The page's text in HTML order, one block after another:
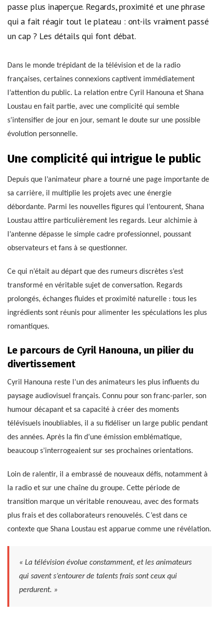
passe plus inaperçue. Regards, proximité et une phrase
qui a fait réagir tout le plateau : ont-ils vraiment passé
un cap ? Les détails qui font débat.
Dans le monde trépidant de la télévision et de la radio
françaises, certaines connexions captivent immédiatement
l’attention du public. La relation entre Cyril Hanouna et Shana
Loustau en fait partie, avec une complicité qui semble
s’intensifier de jour en jour, semant le doute sur une possible
évolution personnelle.
Une complicité qui intrigue le public
Depuis que l’animateur phare a tourné une page importante de
sa carrière, il multiplie les projets avec une énergie
débordante. Parmi les nouvelles figures qui l’entourent, Shana
Loustau attire particulièrement les regards. Leur alchimie à
l’antenne dépasse le simple cadre professionnel, poussant
observateurs et fans à se questionner.
Ce qui n’était au départ que des rumeurs discrètes s’est
transformé en véritable sujet de conversation. Regards
prolongés, échanges fluides et proximité naturelle : tous les
ingrédients sont réunis pour alimenter les spéculations les plus
romantiques.
Le parcours de Cyril Hanouna, un pilier du
divertissement
Cyril Hanouna reste l’un des animateurs les plus influents du
paysage audiovisuel français. Connu pour son franc-parler, son
humour décapant et sa capacité à créer des moments
télévisuels inoubliables, il a su fidéliser un large public pendant
des années. Après la fin d’une émission emblématique,
beaucoup s’interrogeaient sur ses prochaines orientations.
Loin de ralentir, il a embrassé de nouveaux défis, notamment à
la radio et sur une chaîne du groupe. Cette période de
transition marque un véritable renouveau, avec des formats
plus frais et des collaborateurs renouvelés. C’est dans ce
contexte que Shana Loustau est apparue comme une révélation.
« La télévision évolue constamment, et les animateurs
qui savent s’entourer de talents frais sont ceux qui
perdurent. »